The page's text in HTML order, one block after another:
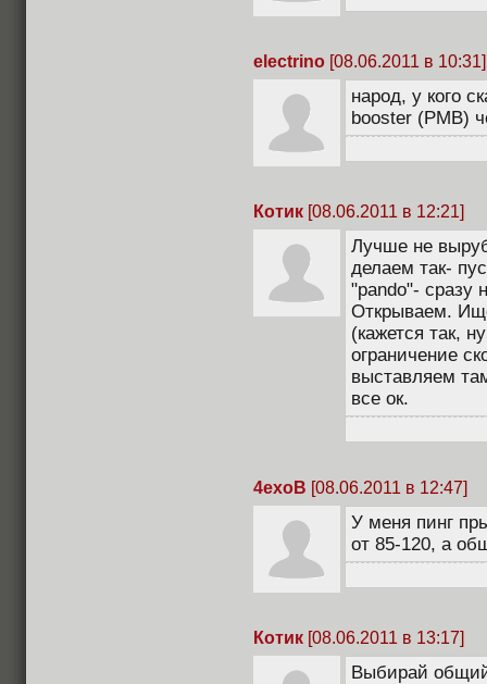
electrino [08.06.2011 в 10:31]
народ, у кого
booster (PMB)
Котик [08.06.2011 в 12:21]
Лучше не
делаем так-
"pando"- сразу
Открываем.
(кажется так,
ограничение
выставляем
все ок.
4exoB [08.06.2011 в 12:47]
У меня пинг
от 85-120, а
Котик [08.06.2011 в 13:17]
Выбирай